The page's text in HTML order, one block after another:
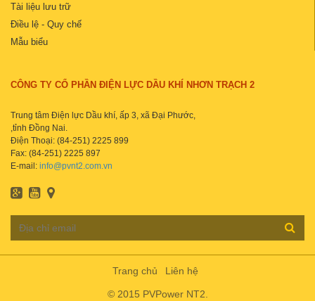
Tài liệu lưu trữ
Điều lệ - Quy chế
Mẫu biểu
CÔNG TY CỔ PHẦN ĐIỆN LỰC DẦU KHÍ NHƠN TRẠCH 2
Trung tâm Điện lực Dầu khí, ấp 3, xã Đại Phước,
,tỉnh Đồng Nai.
Điện Thoại: (84-251) 2225 899
Fax: (84-251) 2225 897
E-mail: info@pvnt2.com.vn
Trang chủ Liên hệ
© 2015 PVPower NT2.